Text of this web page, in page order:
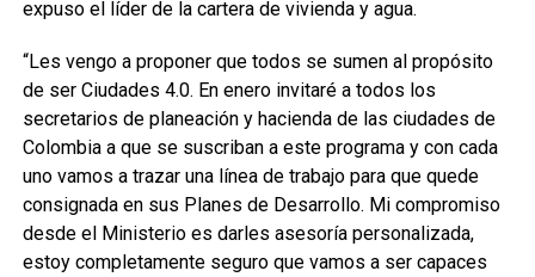
expuso el líder de la cartera de vivienda y agua.
“Les vengo a proponer que todos se sumen al propósito
de ser Ciudades 4.0. En enero invitaré a todos los
secretarios de planeación y hacienda de las ciudades de
Colombia a que se suscriban a este programa y con cada
uno vamos a trazar una línea de trabajo para que quede
consignada en sus Planes de Desarrollo. Mi compromiso
desde el Ministerio es darles asesoría personalizada,
estoy completamente seguro que vamos a ser capaces